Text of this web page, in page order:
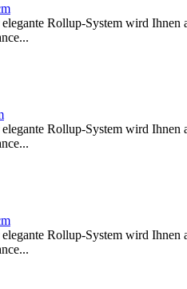
Rollup-System wird
Rollup-System wird
Rollup-System wird